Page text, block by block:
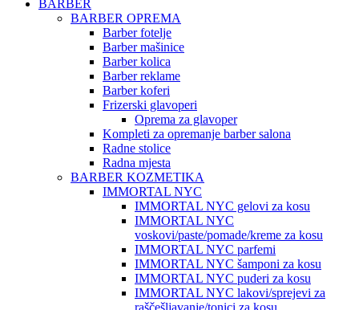
BARBER
BARBER OPREMA
Barber fotelje
Barber mašinice
Barber kolica
Barber reklame
Barber koferi
Frizerski glavoperi
Oprema za glavoper
Kompleti za opremanje barber salona
Radne stolice
Radna mjesta
BARBER KOZMETIKA
IMMORTAL NYC
IMMORTAL NYC gelovi za kosu
IMMORTAL NYC
voskovi/paste/pomade/kreme za kosu
IMMORTAL NYC parfemi
IMMORTAL NYC šamponi za kosu
IMMORTAL NYC puderi za kosu
IMMORTAL NYC lakovi/sprejevi za
raščešljavanje/tonici za kosu